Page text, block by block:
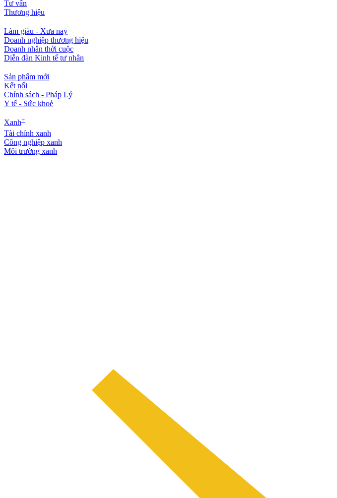
Tư vấn
Thương hiệu
Làm giàu - Xưa nay
Doanh nghiệp thương hiệu
Doanh nhân thời cuộc
Diễn đàn Kinh tế tư nhân
Sản phẩm mới
Kết nối
Chính sách - Pháp Lý
Y tế - Sức khoẻ
Xanh+
Tài chính xanh
Công nghiệp xanh
Môi trường xanh